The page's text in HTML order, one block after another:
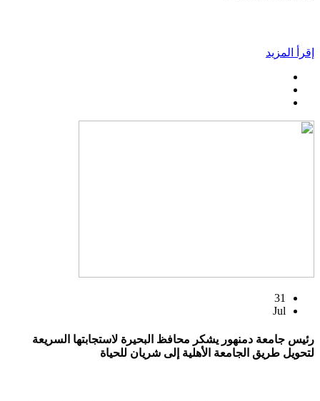
إقرأ المزيد
31
Jul
رئيس جامعة دمنهور يشكر محافظ البحيرة لاستجابتها السريعة
لتحويل طريق الجامعة الأهلية إلى شريان للحياة